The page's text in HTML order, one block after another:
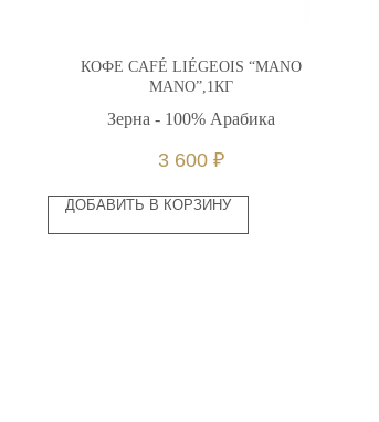
КОФЕ CAFÉ LIÉGEOIS “MANO
MANO”,1КГ
Зерна - 100% Арабика
3 600 ₽
ДОБАВИТЬ В КОРЗИНУ